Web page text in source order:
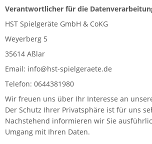
Verantwortlicher für die
HST Spielgeräte GmbH & CoKG
Weyerberg 5
35614 Aßlar
Email: info@hst-spielgeraete.de
Telefon: 0644381980
Wir freuen uns über Ihr Interesse an
Der Schutz Ihrer Privatsphäre ist für uns
Nachstehend informieren wir Sie
Umgang mit Ihren Daten.